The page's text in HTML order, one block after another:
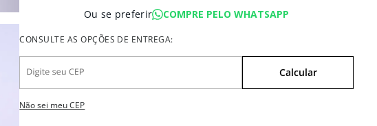
Ou se preferir COMPRE PELO WHATSAPP
Não sei meu CEP